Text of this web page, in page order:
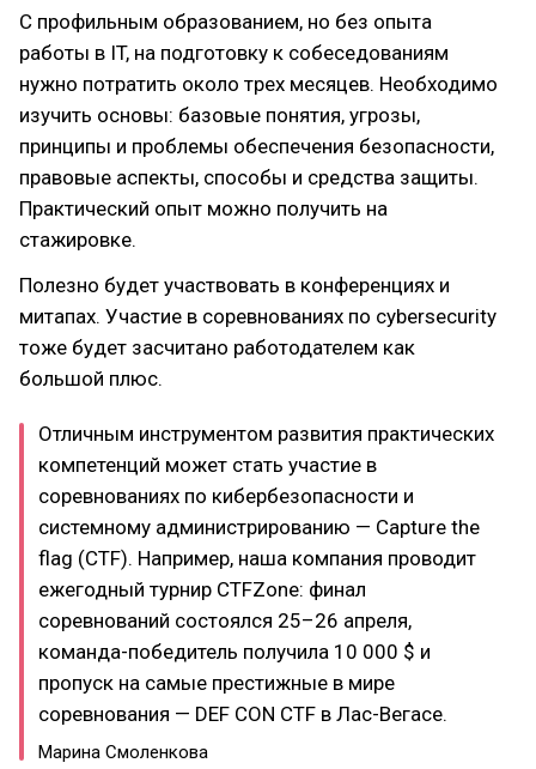
С профильным образованием, но без опыта
работы в IT, на подготовку к собеседованиям
нужно потратить около трех месяцев. Необходимо
изучить основы: базовые понятия, угрозы,
принципы и проблемы обеспечения безопасности,
правовые аспекты, способы и средства защиты.
Практический опыт можно получить на
стажировке.
Полезно будет участвовать в конференциях и
митапах. Участие в соревнованиях по cybersecurity
тоже будет засчитано работодателем как
большой плюс.
Отличным инструментом развития практических
компетенций может стать участие в
соревнованиях по кибербезопасности и
системному администрированию — Capture the
flag (CTF). Например, наша компания проводит
ежегодный турнир CTFZone: финал
соревнований состоялся 25–26 апреля,
команда-победитель получила 10 000 $ и
пропуск на самые престижные в мире
соревнования — DEF CON CTF в Лас-Вегасе.
Марина Смоленкова